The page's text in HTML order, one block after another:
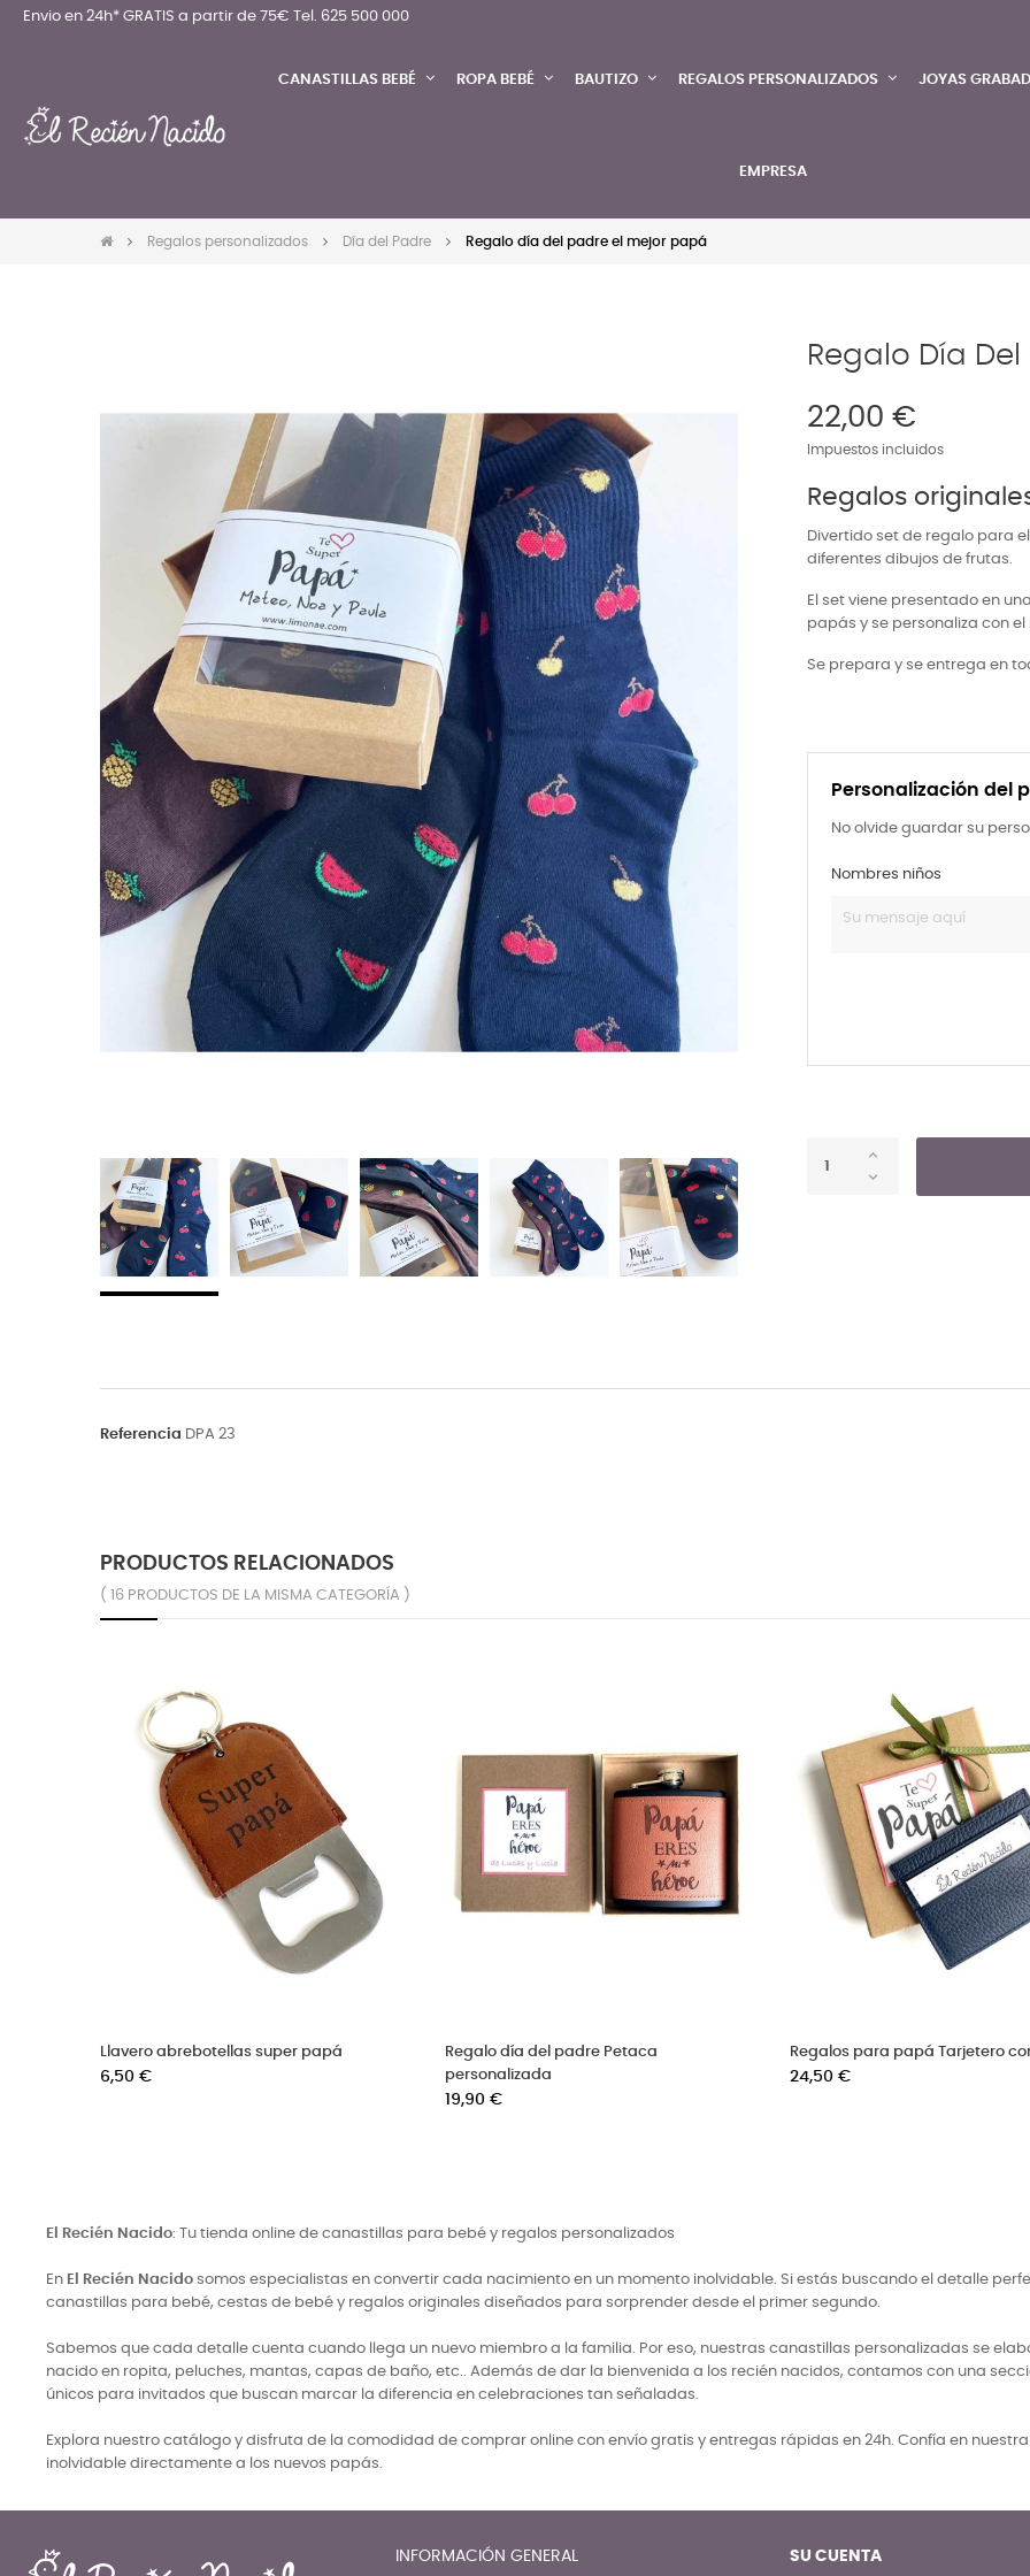
Envio en 24h* GRATIS a partir de 75€ Tel. 625 500 000
CANASTILLAS BEBÉ ROPA BEBÉ BAUTIZO REGALOS PERSONALIZADOS JOYAS
EMPRESA
Regalos personalizados Día del Padre Regalo día del padre el mejor papá
Regalo Día
22,00 €
Impuestos incluidos
Regalos
Divertido set de regalo para
diferentes dibujos de frutas.
El set viene presentado en
papás y se personaliza con
Se prepara y se entrega en
Personalización del
No olvide guardar su
Nombres niños
Referencia DPA 23
PRODUCTOS RELACIONADOS
( 16 PRODUCTOS DE LA MISMA CATEGORÍA )
Bolsa fin de semana con iniciales para
papás
Set para padres primerizos
Precio
9,90 €
Regalos originales día del padre.
de fotos
El Recién Nacido: Tu tienda online de canastillas para bebé y regalos personalizados
En El Recién Nacido somos especialistas en convertir cada nacimiento en un momento inolvidable. Si estás buscando el detalle
canastillas para bebé, cestas de bebé y regalos originales diseñados para sorprender desde el primer segundo.
Sabemos que cada detalle cuenta cuando llega un nuevo miembro a la familia. Por eso, nuestras canastillas personalizadas se
nacido en ropita, peluches, mantas, capas de baño, etc.. Además de dar la bienvenida a los recién nacidos, contamos con una
únicos para invitados que buscan marcar la diferencia en celebraciones tan señaladas.
Explora nuestro catálogo y disfruta de la comodidad de comprar online con envío gratis y entregas rápidas en 24h. Confía en
inolvidable directamente a los nuevos papás.
INFORMACIÓN GENERAL SU CUENTA